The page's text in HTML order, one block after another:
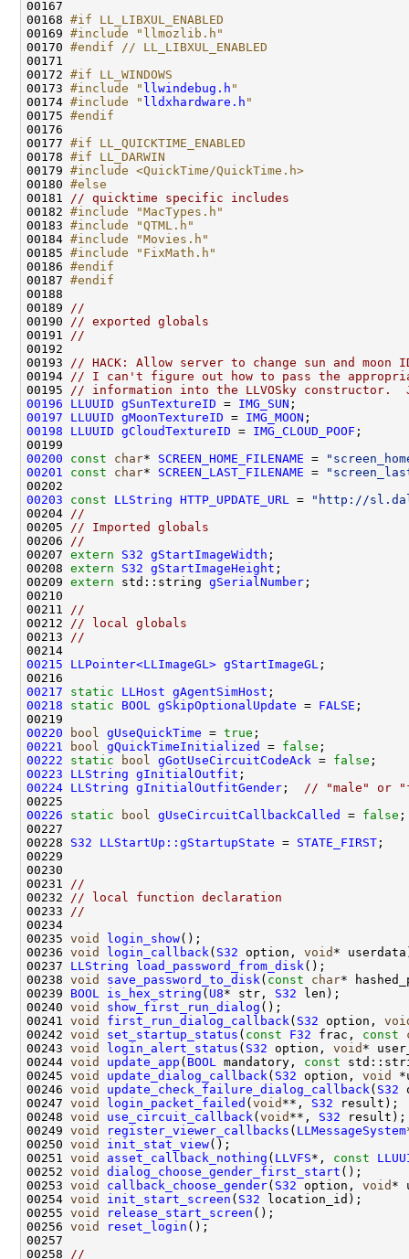
00168 #if LL_LIBXUL_ENABLED
00169 #include "llmozlib.h"
00170 #endif // LL_LIBXUL_ENABLED
00171
00172 #if LL_WINDOWS
00173 #include " llwindebug.h "
00174 #include " lldxhardware.h "
00175 #endif
00176
00177 #if LL_QUICKTIME_ENABLED
00178 #if LL_DARWIN
00179 #include <QuickTime/QuickTime.h>
00180 #else
00181
// quicktime specific includes
00182 #include "MacTypes.h"
00183 #include "QTML.h"
00184 #include "Movies.h"
00185 #include "FixMath.h"
00186 #endif
00187 #endif
00188
00189
//
00190
// exported globals
00191
//
00193
// HACK: Allow server to change sun and moon
00194
// I can't figure out how to pass the
00195
// information into the LLVOSky constructor.
00196
LLUUID gSunTextureID = IMG_SUN
00197
LLUUID gMoonTextureID = IMG_MOON
00198
LLUUID gCloudTextureID = IMG_CLOUD_POOF
00200
const char* SCREEN_HOME_FILENAME =
00201
const char* SCREEN_LAST_FILENAME =
00203
const LLString HTTP_UPDATE_URL =
"http://
00204
//
00205
// Imported globals
00206
//
00207 extern S32 gStartImageWidth
00208 extern S32 gStartImageHeight
00209 extern std::string gSerialNumber
00211
//
00212
// local globals
00213
//
00215
LLPointer<LLImageGL> gStartImageGL
00217
static LLHost gAgentSimHost
00218
static BOOL gSkipOptionalUpdate = FALSE
00220
bool gUseQuickTime = true
00221
bool gQuickTimeInitialized = false
00222
static bool gGotUseCircuitCodeAck = false
00223
LLString gInitialOutfit
00224 LLString gInitialOutfitGender ;
// "male" or
00226
static bool gUseCircuitCallbackCalled = false
00228 S32 LLStartUp::gStartupState = STATE_FIRST
00231
//
00232
// local function declaration
00233
//
00235 void login_show
00236 void login_callback ( S32 option, void
00237 LLString load_password_from_disk
00238 void save_password_to_disk ( const
char
00239 BOOL is_hex_string ( U8* str, S32
00240 void show_first_run_dialog
00241 void first_run_dialog_callback ( S32 option,
00242 void set_startup_status ( const F32 frac, const
00243 void login_alert_status ( S32 option, void
00244 void update_app ( BOOL mandatory, const
00245 void update_dialog_callback ( S32 option, void
00246 void update_check_failure_dialog_callback ( S32
00247 void login_packet_failed ( void **, S32
00248 void use_circuit_callback ( void **, S32
00249 void register_viewer_callbacks ( LLMessageSystem
00250 void init_stat_view
00251 void asset_callback_nothing ( LLVFS*, const
00252 void dialog_choose_gender_first_start
00253 void callback_choose_gender( S32 option, void
00254 void init_start_screen ( S32
00255 void release_start_screen
00256 void reset_login
00258
//